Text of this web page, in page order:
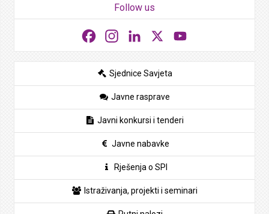
Follow us
FacebookInstagramLinkedIn
Sjednice Savjeta
Javne rasprave
Javni konkursi i tenderi
Javne nabavke
Rješenja o SPI
Istraživanja, projekti i seminari